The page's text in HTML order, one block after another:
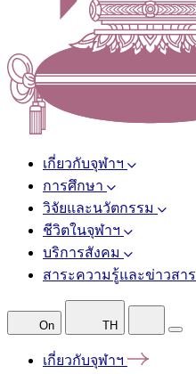
เกี่ยวกับจุฬาฯ
การศึกษา
วิจัยและนวัตกรรม
ชีวิตในจุฬาฯ
บริการสังคม
สาระความรู้และข่าวสาร
On TH
เกี่ยวกับจุฬาฯ